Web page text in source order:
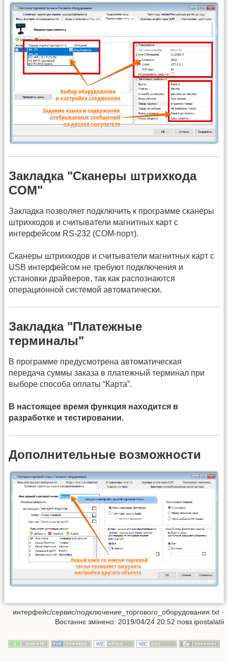
Закладка "Сканеры штрихкода
COM"
Закладка позволяет подключить к программе сканеры
штрихкодов и считыватели магнитных карт с
интерфейсом RS-232 (COM-порт).
Cканеры штрихкодов и считыватели магнитных карт c
USB интерфейсом не требуют подключения и
установки драйверов, так как распознаются
операционной системой автоматически.
Закладка "Платежные
терминалы"
В программе предусмотрена автоматическая
передача суммы заказа в платежный терминал при
выборе способа оплаты “Карта”.
В настоящее время функция находится в
разработке и тестировании.
Дополнительные возможности
интерфейс/сервис/подключение_торгового_оборудования.txt ·
Востаннє змінено: 2019/04/24 20:52 повз ipostalatii